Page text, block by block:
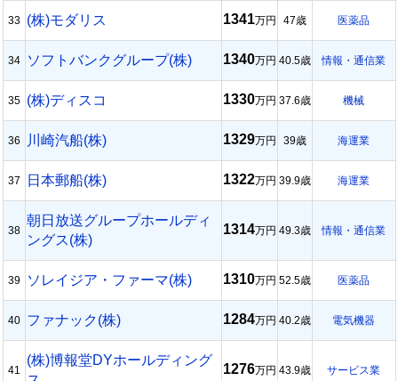
33 (株)モダリス 1341万円 47歳 医薬品
34 ソフトバンクグループ(株) 1340万円 40.5歳 情報・通信業
35 (株)ディスコ 1330万円 37.6歳 機械
36 川崎汽船(株) 1329万円 39歳 海運業
37 日本郵船(株) 1322万円 39.9歳 海運業
38
朝日放送グループホールディ
ングス(株)
1314万円 49.3歳 情報・通信業
39 ソレイジア・ファーマ(株) 1310万円 52.5歳 医薬品
40 ファナック(株) 1284万円 40.2歳 電気機器
41
(株)博報堂DYホールディング
1276万円 43.9歳 サービス業